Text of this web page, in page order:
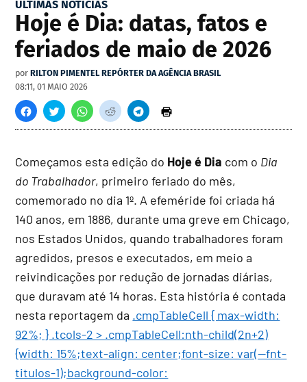
ÚLTIMAS NOTÍCIAS
Hoje é Dia: datas, fatos e
feriados de maio de 2026
por RILTON PIMENTEL REPÓRTER DA AGÊNCIA BRASIL
08:11, 01 MAIO 2026
Começamos esta edição do Hoje é Dia com o Dia
do Trabalhador, primeiro feriado do mês,
comemorado no dia 1º. A efeméride foi criada há
140 anos, em 1886, durante uma greve em Chicago,
nos Estados Unidos, quando trabalhadores foram
agredidos, presos e executados, em meio a
reivindicações por redução de jornadas diárias,
que duravam até 14 horas. Esta história é contada
nesta reportagem da .cmpTableCell { max-width:
92%; } .tcols-2 > .cmpTableCell:nth-child(2n+2)
{width: 15%;text-align: center;font-size: var(--fnt-
titulos-1);background-color: